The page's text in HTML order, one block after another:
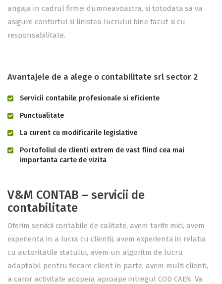
angaja in cadrul firmei dumneavoastra, si totodata sa va
asigure confortul si linistea lucrului bine facut si cu
responsabilitate.
Avantajele de a alege o contabilitate srl sector 2
Servicii contabile profesionale si eficiente
Punctualitate
La curent cu modificarile legislative
Portofoliul de clienti extrem de vast fiind cea mai
importanta carte de vizita
V&M CONTAB – servicii de
contabilitate
Oferim servicii contabile de calitate, avem tarife mici, avem
experienta in a lucra cu clientii, avem experienta in relatia
cu autoritatile statului, avem un algoritm de lucru
adaptabil pentru fiecare client in parte, avem multi clienti,
a caror activitate acopera aproape intregul COD CAEN. Va